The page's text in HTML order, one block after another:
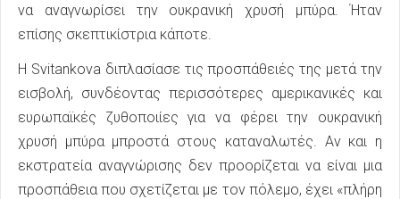
να αναγνωρίσει την ουκρανική χρυσή μπύρα. Ήταν
επίσης σκεπτικίστρια κάποτε.
Η Svitankova διπλασίασε τις προσπάθειές της μετά την
εισβολή, συνδέοντας περισσότερες αμερικανικές και
ευρωπαϊκές ζυθοποιίες για να φέρει την ουκρανική
χρυσή μπύρα μπροστά στους καταναλωτές. Αν και η
εκστρατεία αναγνώρισης δεν προορίζεται να είναι μια
προσπάθεια που σχετίζεται με τον πόλεμο, έχει «πλήρη